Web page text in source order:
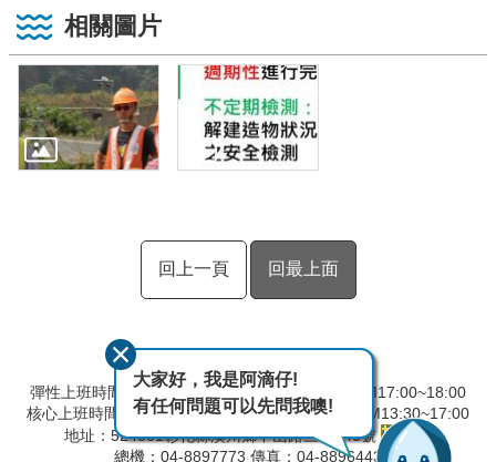
相關圖片
回上一頁 回最上面
彈性上班時間：AM8:00~09:00 彈性下班時間：PM17:00~18:00
核心上班時間：星期一 ~ 星期五 AM8:30~12:30 PM13:30~17:00
地址：524001彰化縣溪州鄉中山路三段640號
總機：04-8897773 傳真：04-8896443
大家好，我是阿滴仔!
有任何問題可以先問我噢!